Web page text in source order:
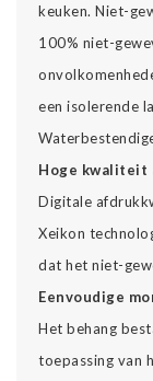
keuken. Niet-
100% niet-
een isolerende
Hoge kwaliteit
Digitale
Xeikon
dat het niet-
Eenvoudige
Het behang
toepassing van